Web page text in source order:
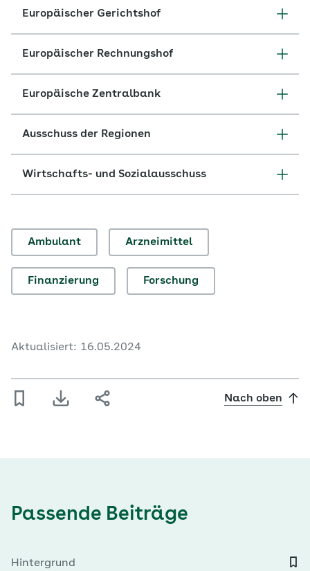
Europäischer Gerichtshof
Europäischer Rechnungshof
Europäische Zentralbank
Ausschuss der Regionen
Wirtschafts- und Sozialausschuss
Ambulant Arzneimittel
Finanzierung Forschung
Aktualisiert: 16.05.2024
Nach oben
Passende Beiträge
Hintergrund